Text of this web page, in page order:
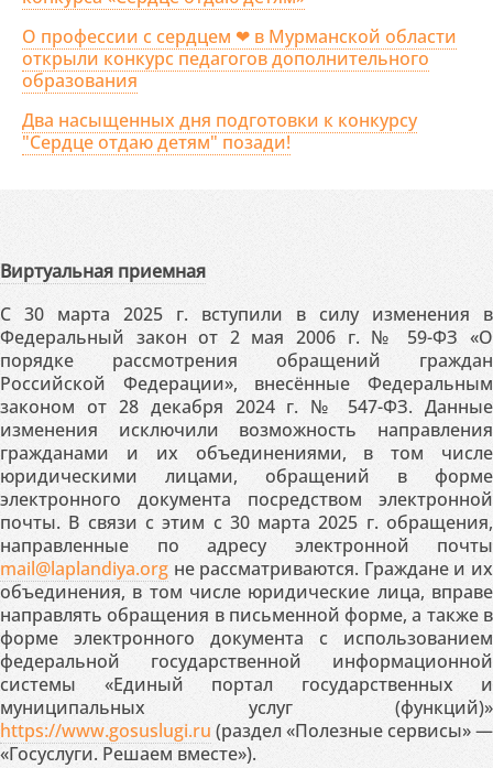
О профессии с сердцем ❤ в Мурманской области
открыли конкурс педагогов дополнительного
образования
Два насыщенных дня подготовки к конкурсу
"Сердце отдаю детям" позади!
Виртуальная приемная
С 30 марта 2025 г. вступили в силу изменения в
Федеральный закон от 2 мая 2006 г. № 59-ФЗ «О
порядке рассмотрения обращений граждан
Российской Федерации», внесённые Федеральным
законом от 28 декабря 2024 г. № 547-ФЗ. Данные
изменения исключили возможность направления
гражданами и их объединениями, в том числе
юридическими лицами, обращений в форме
электронного документа посредством электронной
почты. В связи с этим с 30 марта 2025 г. обращения,
направленные по адресу электронной почты
mail@laplandiya.org не рассматриваются. Граждане и их
объединения, в том числе юридические лица, вправе
направлять обращения в письменной форме, а также в
форме электронного документа с использованием
федеральной государственной информационной
системы «Единый портал государственных и
муниципальных услуг (функций)»
https://www.gosuslugi.ru (раздел «Полезные сервисы» —
«Госуслуги. Решаем вместе»).